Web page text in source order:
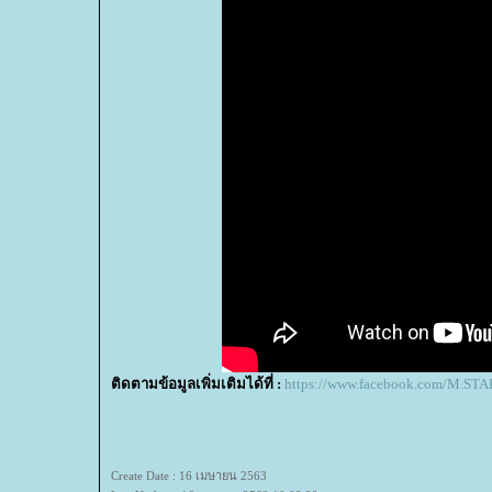
ติดตามข้อมูลเพิ่มเติมได้ที่ : https://www.facebook.com/
Create Date : 16 เมษายน 2563